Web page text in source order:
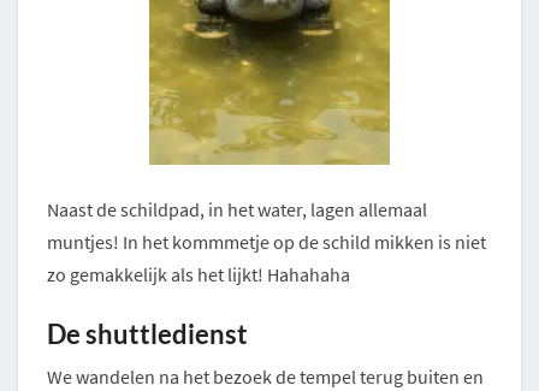
Naast de schildpad, in het water, lagen allemaal
muntjes! In het kommmetje op de schild mikken is niet
zo gemakkelijk als het lijkt! Hahahaha
De shuttledienst
We wandelen na het bezoek de tempel terug buiten en